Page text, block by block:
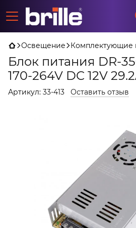
Освещение Комплектующие
Блок питания DR-
170-264V DC 12V
Артикул: 33-413 Оставить отзыв